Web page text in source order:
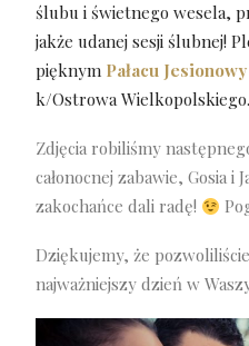
ślubu i świetnego wesela,
jakże udanej sesji ślubnej!
pięknym Pałacu
k/Ostrowa Wielkopolskiego.
Zdjęcia robiliśmy
całonocnej zabawie, Gosia
zakochańce dali radę!
Dziękujemy, że
najważniejszy dzień w